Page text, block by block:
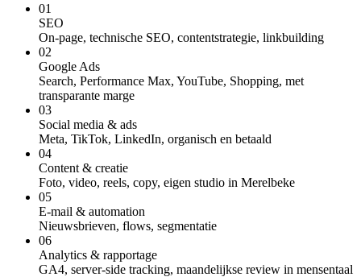
01
SEO
On-page, technische SEO, contentstrategie, linkbuilding
02
Google Ads
Search, Performance Max, YouTube, Shopping, met
transparante marge
03
Social media & ads
Meta, TikTok, LinkedIn, organisch en betaald
04
Content & creatie
Foto, video, reels, copy, eigen studio in Merelbeke
05
E-mail & automation
Nieuwsbrieven, flows, segmentatie
06
Analytics & rapportage
GA4, server-side tracking, maandelijkse review in mensentaal